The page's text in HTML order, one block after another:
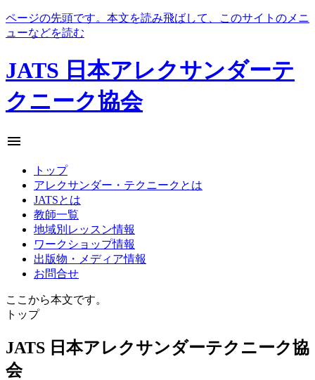
ページの先頭です。本文を読み飛ばして、このサイトのメニ
ューなどを読む
JATS 日本アレクサンダーテ
クニーク協会
menu
トップ
アレクサンダー・テクニークとは
JATSとは
教師一覧
地域別レッスン情報
ワークショップ情報
出版物・メディア情報
お問合せ
ここから本文です。
トップ
JATS 日本アレクサンダーテクニーク協
会